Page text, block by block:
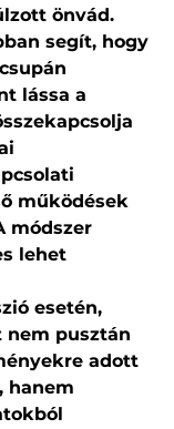
önvád.
segít, hogy
lássa a
működések
módszer
lehet
esetén,
nem pusztán
adott
hanem